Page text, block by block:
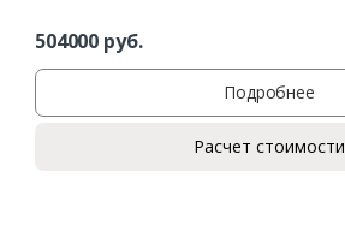
504000 руб.
Подробнее
Расчет стоимости